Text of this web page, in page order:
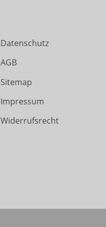
Datenschutz
AGB
Sitemap
Impressum
Widerrufsrecht